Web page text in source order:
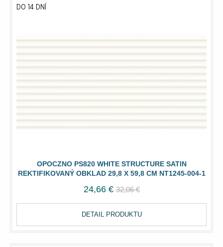
OPOCZNO PS820 WHITE STRUCTURE SATIN
REKTIFIKOVANÝ OBKLAD 29,8 X 59,8 CM NT1245-004-1
DO 14 DNÍ
24,66 € 32,06 €
DETAIL PRODUKTU